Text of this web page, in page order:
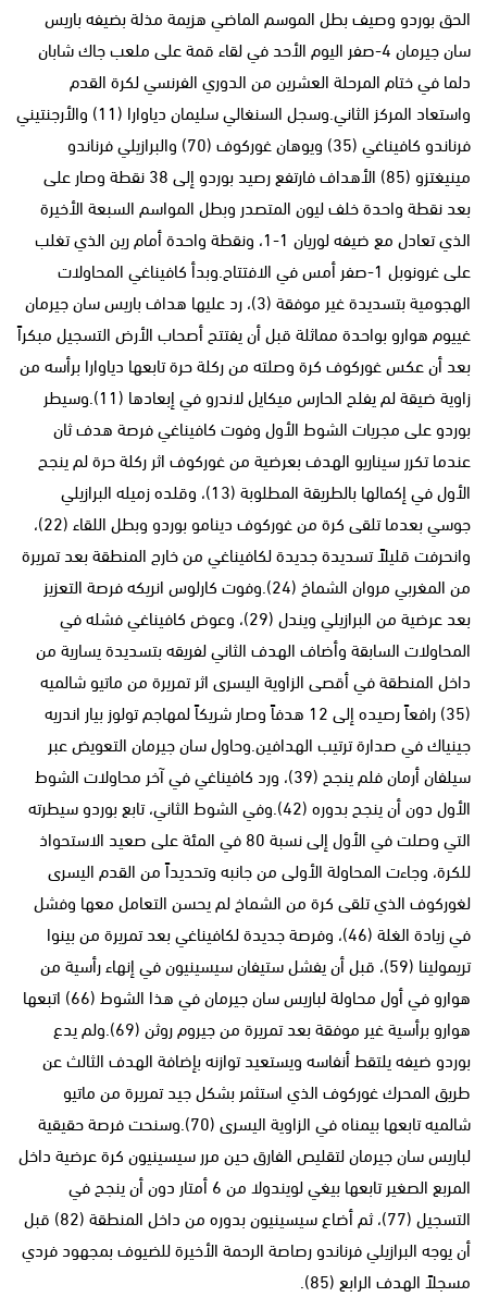
الحق بوردو وصيف بطل الموسم الماضي هزيمة مذلة بضيفه باريس
سان جيرمان 4-صفر اليوم الأحد في لقاء قمة على ملعب جاك شابان
دلما في ختام المرحلة العشرين من الدوري الفرنسي لكرة القدم
واستعاد المركز الثاني.وسجل السنغالي سليمان دياوارا (11) والأرجنتيني
فرناندو كافيناغي (35) ويوهان غوركوف (70) والبرازيلي فرناندو
مينيغتزو (85) الأهداف فارتفع رصيد بوردو إلى 38 نقطة وصار على
بعد نقطة واحدة خلف ليون المتصدر وبطل المواسم السبعة الأخيرة
الذي تعادل مع ضيفه لوريان 1-1، ونقطة واحدة أمام رين الذي تغلب
على غرونوبل 1-صفر أمس في الافتتاح.وبدأ كافيناغي المحاولات
الهجومية بتسديدة غير موفقة (3)، رد عليها هداف باريس سان جيرمان
غييوم هوارو بواحدة مماثلة قبل أن يفتتح أصحاب الأرض التسجيل مبكراً
بعد أن عكس غوركوف كرة وصلته من ركلة حرة تابعها دياوارا برأسه من
زاوية ضيقة لم يفلح الحارس ميكايل لاندرو في إبعادها (11).وسيطر
بوردو على مجريات الشوط الأول وفوت كافيناغي فرصة هدف ثان
عندما تكرر سيناريو الهدف بعرضية من غوركوف اثر ركلة حرة لم ينجح
الأول في إكمالها بالطريقة المطلوبة (13)، وقلده زميله البرازيلي
جوسي بعدما تلقى كرة من غوركوف دينامو بوردو وبطل اللقاء (22)،
وانحرفت قليلاً تسديدة جديدة لكافيناغي من خارج المنطقة بعد تمريرة
من المغربي مروان الشماخ (24).وفوت كارلوس انريكه فرصة التعزيز
بعد عرضية من البرازيلي ويندل (29)، وعوض كافيناغي فشله في
المحاولات السابقة وأضاف الهدف الثاني لفريقه بتسديدة يسارية من
داخل المنطقة في أقصى الزاوية اليسرى اثر تمريرة من ماتيو شالميه
(35) رافعاً رصيده إلى 12 هدفاً وصار شريكاً لمهاجم تولوز بيار اندريه
جينياك في صدارة ترتيب الهدافين.وحاول سان جيرمان التعويض عبر
سيلفان أرمان فلم ينجح (39)، ورد كافيناغي في آخر محاولات الشوط
الأول دون أن ينجح بدوره (42).وفي الشوط الثاني، تابع بوردو سيطرته
التي وصلت في الأول إلى نسبة 80 في المئة على صعيد الاستحواذ
للكرة، وجاءت المحاولة الأولى من جانبه وتحديداً من القدم اليسرى
لغوركوف الذي تلقى كرة من الشماخ لم يحسن التعامل معها وفشل
في زيادة الغلة (46)، وفرصة جديدة لكافيناغي بعد تمريرة من بينوا
تريمولينا (59)، قبل أن يفشل ستيفان سيسينيون في إنهاء رأسية من
هوارو في أول محاولة لباريس سان جيرمان في هذا الشوط (66) اتبعها
هوارو برأسية غير موفقة بعد تمريرة من جيروم روثن (69).ولم يدع
بوردو ضيفه يلتقط أنفاسه ويستعيد توازنه بإضافة الهدف الثالث عن
طريق المحرك غوركوف الذي استثمر بشكل جيد تمريرة من ماتيو
شالميه تابعها بيمناه في الزاوية اليسرى (70).وسنحت فرصة حقيقية
لباريس سان جيرمان لتقليص الفارق حين مرر سيسينيون كرة عرضية داخل
المربع الصغير تابعها بيغي لويندولا من 6 أمتار دون أن ينجح في
التسجيل (77)، ثم أضاع سيسينيون بدوره من داخل المنطقة (82) قبل
أن يوجه البرازيلي فرناندو رصاصة الرحمة الأخيرة للضيوف بمجهود فردي
مسجلاً الهدف الرابع (85).